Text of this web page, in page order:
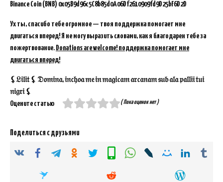
Binance Coin (BNB) 0x05B9d96c5C8b85d0A06Df2610909fd9D25bF6D2D
Ух ты, спасибо тебе огромное — твоя поддержка помогает мне
двигаться вперед! Я не могу выразить словами, как я благодарен тебе за
пожертвование. Donations are welcome! поддержка помогает мне
двигаться вперед!
⚸𝔏𝔦𝔩𝔦𝔱 ⚸ 𝔇𝔬𝔪𝔦𝔫𝔞, 𝔦𝔫𝔠𝔥𝔬𝔞 𝔪𝔢 𝔦𝔫 𝔪𝔞𝔤𝔦𝔠𝔞𝔪 𝔞𝔯𝔠𝔞𝔫𝔞𝔪 𝔰𝔲𝔟 𝔞𝔩𝔞 𝔭𝔞𝔩𝔩𝔦𝔦 𝔱𝔲𝔦
𝔫𝔦𝔤𝔯𝔦 ⚸
Оцените статью
( Пока оценок нет )
Поделиться с друзьями